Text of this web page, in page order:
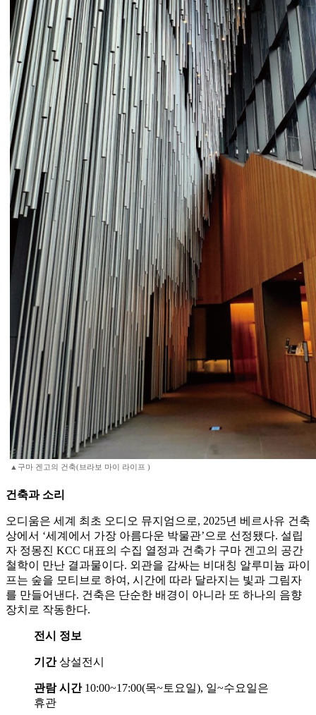
▲구마 겐고의 건축(브라보 마이 라이프 )
건축과 소리
오디움은 세계 최초 오디오 뮤지엄으로, 2025년 베르사유 건축
상에서 ‘세계에서 가장 아름다운 박물관’으로 선정됐다. 설립
자 정몽진 KCC 대표의 수집 열정과 건축가 구마 겐고의 공간
철학이 만난 결과물이다. 외관을 감싸는 비대칭 알루미늄 파이
프는 숲을 모티브로 하여, 시간에 따라 달라지는 빛과 그림자
를 만들어낸다. 건축은 단순한 배경이 아니라 또 하나의 음향
장치로 작동한다.
전시 정보
기간상설전시
관람 시간10:00~17:00(목~토요일), 일~수요일은
휴관